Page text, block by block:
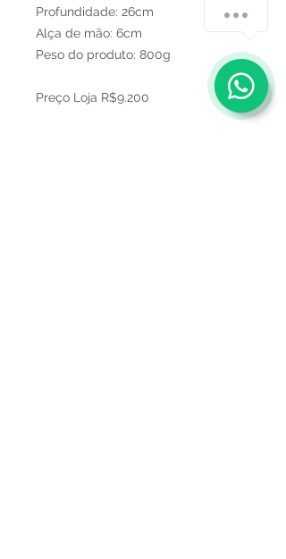
Profundidade: 26cm
Alça de mão: 6cm
Peso do produto: 800g
Preço Loja R$9.200